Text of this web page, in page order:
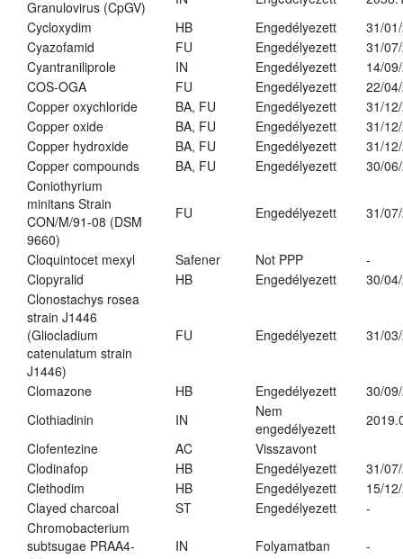
Granulovirus (CpGV)
Cycloxydim
HB Engedélyezett
31/
Cyazofamid
FU Engedélyezett
31/
Cyantraniliprole
IN Engedélyezett
14/
COS-OGA
FU Engedélyezett
22/
Copper oxychloride
BA, FU Engedélyezett
31/
Copper oxide
BA, FU Engedélyezett
31/
Copper hydroxide
BA, FU Engedélyezett
31/
Copper compounds
BA, FU Engedélyezett
30/
Coniothyrium
minitans Strain
CON/M/91-08 (DSM
9660)
FU Engedélyezett 31/
Cloquintocet mexyl Safener Not PPP
-
Clopyralid
HB Engedélyezett
30/
Clonostachys rosea
strain J1446
(Gliocladium
catenulatum strain
J1446)
FU Engedélyezett 31/
Clomazone HB Engedélyezett
30/
Clothiadinin
IN
Nem
engedélyezett
Clofentezine
AC
Visszavont
Clodinafop
HB Engedélyezett
31/
Clethodim
HB Engedélyezett
15/
Clayed charcoal
ST Engedélyezett
-
Chromobacterium
subtsugae PRAA4-
IN Folyamatban -